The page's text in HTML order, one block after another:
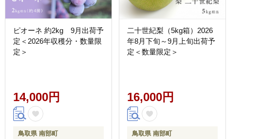
ピオーネ 約2kg 9月出荷予
定＜2026年収穫分・数量限
定＞
14,000円
鳥取県 南部町
二十世紀梨（5kg箱）2026
年8月下旬～9月上旬出荷予
定＜数量限定＞
16,000円
鳥取県 南部町